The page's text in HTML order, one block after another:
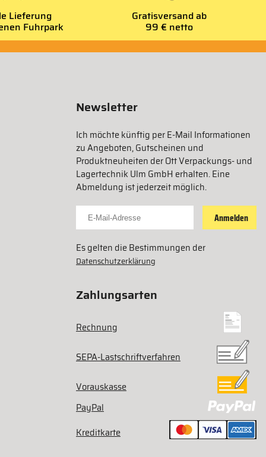
Lieferung
Fuhrpark
Gratisversand ab
99 € netto
Newsletter
Ich möchte künftig per E-Mail Informationen
zu Angeboten, Gutscheinen und
Produktneuheiten der Ott Verpackungs- und
Lagertechnik Ulm GmbH erhalten. Eine
Abmeldung ist jederzeit möglich.
Für Newsletter anmelden
Anmelden
Es gelten die Bestimmungen der
Datenschutzerklärung
Zahlungsarten
Rechnung
SEPA-Lastschriftverfahren
Vorauskasse
PayPal
Kreditkarte